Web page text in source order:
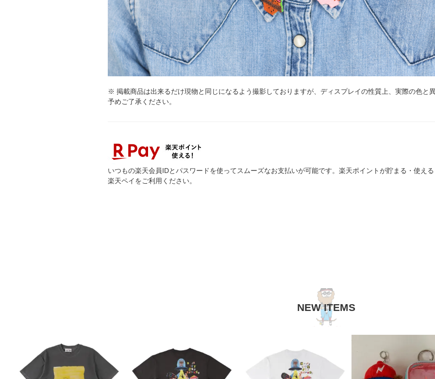
※ 掲載商品は出来るだけ現物と同じになるよう撮影しておりますが、ディスプレイの性質上、実際の色と
予めご了承ください。
いつもの楽天会員IDとパスワードを使ってスムーズなお支払いが可能です。楽天ポイントが貯まる・使え
楽天ペイをご利用ください。
NEW ITEMS